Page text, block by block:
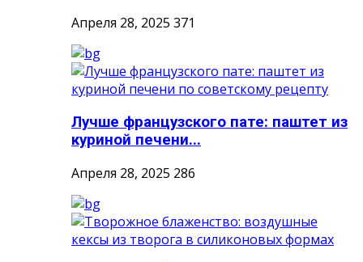
Апреля 28, 2025 371
Лучше французского пате: паштет из
куриной печени...
Апреля 28, 2025 286